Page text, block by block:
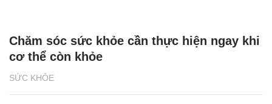
SỨC KHỎE
Chăm sóc sức khỏe cần thực hiện ngay khi
cơ thể còn khỏe